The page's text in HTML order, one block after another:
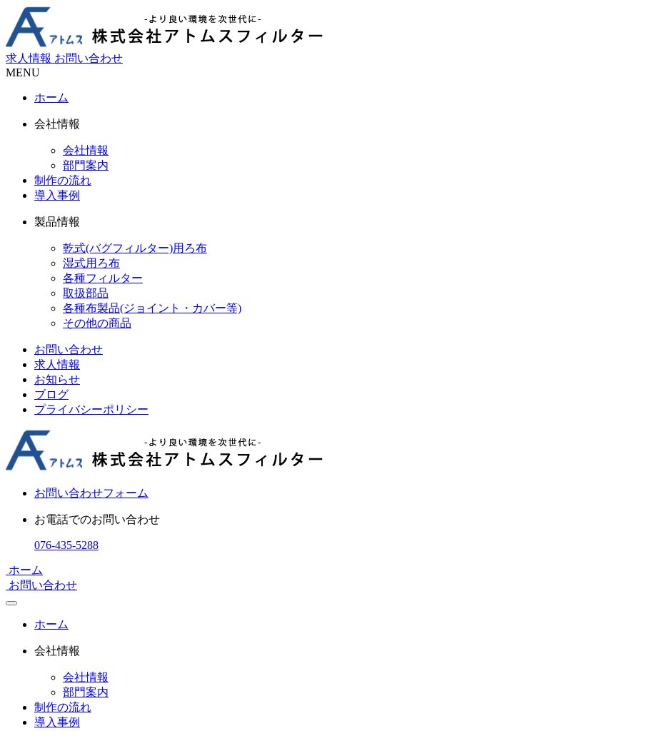
求人情報 お問い合わせ
MENU
ホーム
会社情報
会社情報
部門案内
制作の流れ
導入事例
製品情報
乾式(バグフィルター)用ろ布
湿式用ろ布
各種フィルター
取扱部品
各種布製品(ジョイント・カバー等)
その他の商品
お問い合わせ
求人情報
お知らせ
ブログ
プライバシーポリシー
お問い合わせフォーム
お電話でのお問い合わせ
076-435-5288
ホーム
お問い合わせ
ホーム
会社情報
会社情報
部門案内
制作の流れ
導入事例